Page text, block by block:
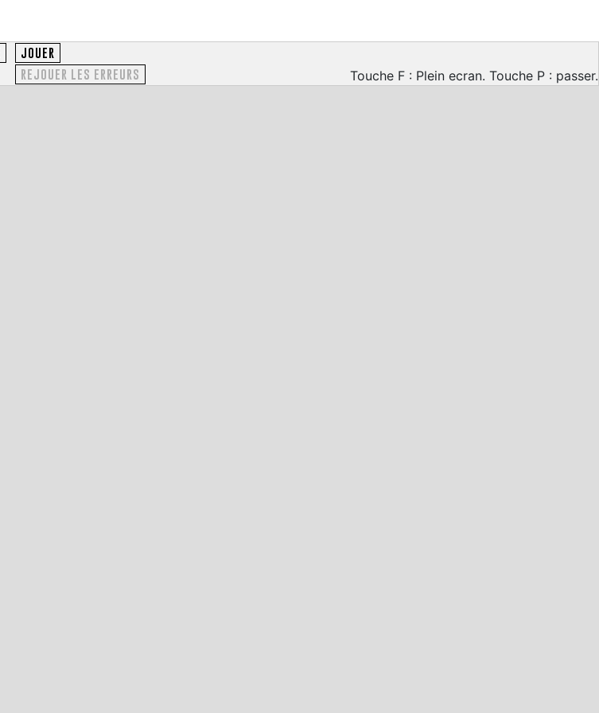
JOUER
REJOUER LES ERREURS
Touche F : Plein ecran. Touche P : passer.